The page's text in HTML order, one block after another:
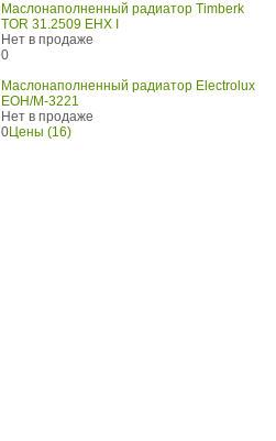
Маслонаполненный радиатор Timberk
TOR 31.2509 EHX I
Нет в продаже
0
Маслонаполненный радиатор Electrolux
EOH/M-3221
Нет в продаже
0Цены (16)